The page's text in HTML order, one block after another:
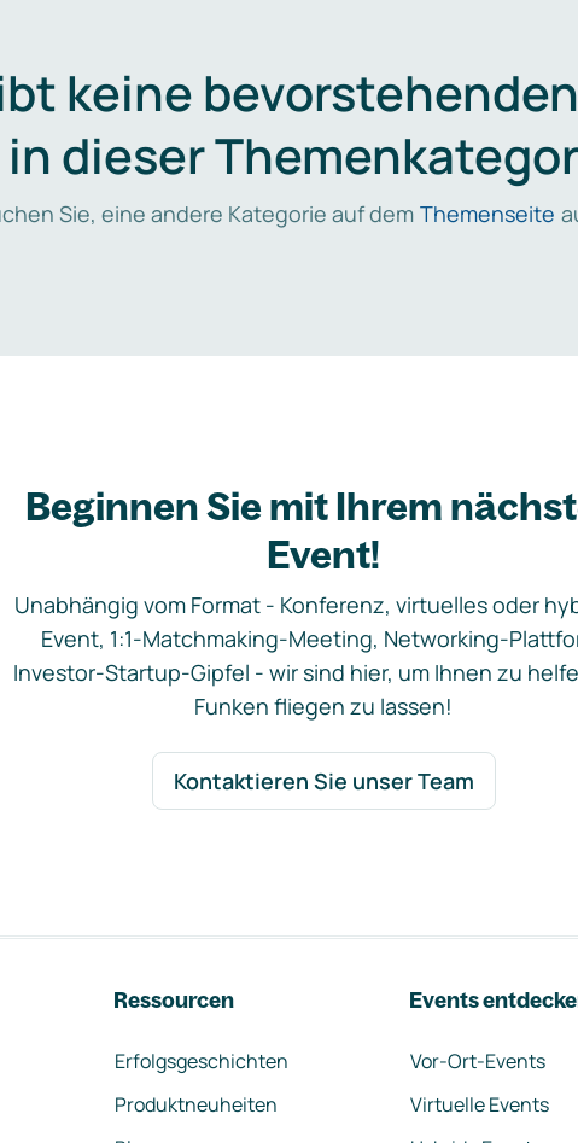
keine
in dieser
Sie, eine andere Kategorie auf dem Themenseite
Beginnen Sie mit Ihrem
Event!
Unabhängig vom Format - Konferenz, virtuelles oder
Event, 1:1-Matchmaking-Meeting, Networking-
Investor-Startup-Gipfel - wir sind hier, um Ihnen zu
Funken fliegen zu lassen!
Kontaktieren Sie unser Team
Ressourcen
Erfolgsgeschichten
Produktneuheiten
Events
Vor-Ort-Events
Virtuelle Events